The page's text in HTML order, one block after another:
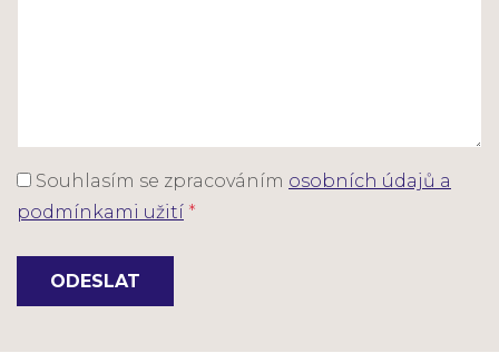
Souhlasím se zpracováním osobních údajů a
podmínkami užití *
ODESLAT